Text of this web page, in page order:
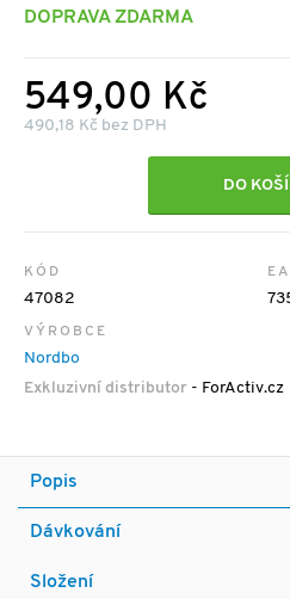
DOPRAVA ZDARMA
549,00 Kč
490,18 Kč bez DPH
DO
KÓD
47082
VÝROBCE
Nordbo
Exkluzivní distributor - ForActiv.cz
Popis
Dávkování
Složení